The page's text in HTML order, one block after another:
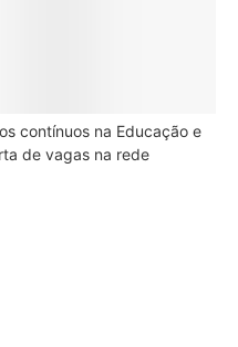
contínuos na Educação e
de vagas na rede